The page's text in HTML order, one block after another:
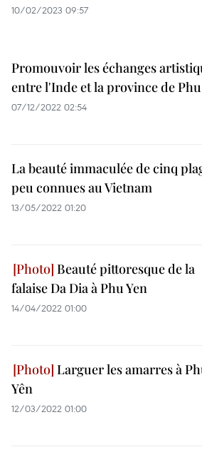
10/02/2023 09:57
Promouvoir les échanges
entre l'Inde et la province de Phu
07/12/2022 02:54
La beauté immaculée de cinq
peu connues au Vietnam
13/05/2022 01:20
Beauté pittoresque de la
falaise Da Dia à Phu Yen
14/04/2022 01:00
Larguer les amarres à
Yên
12/03/2022 01:00